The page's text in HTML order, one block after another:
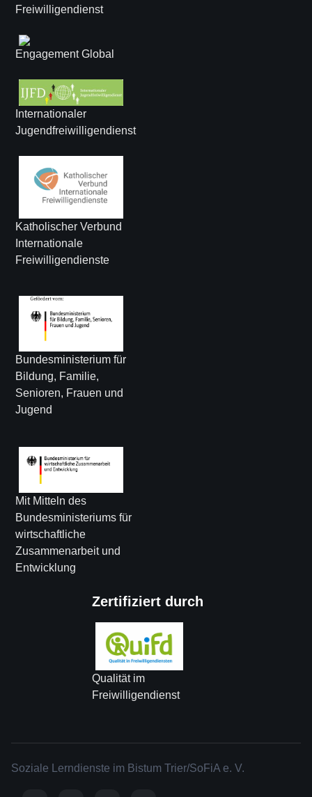
Freiwilligendienst
Engagement Global
Internationaler
Jugendfreiwilligendienst
Katholischer Verbund
Internationale
Freiwilligendienste
Bundesministerium für
Bildung, Familie,
Senioren, Frauen und
Jugend
Mit Mitteln des
Bundesministeriums für
wirtschaftliche
Zusammenarbeit und
Entwicklung
Zertifiziert durch
Qualität im
Freiwilligendienst
Soziale Lerndienste im Bistum Trier/SoFiA e. V.